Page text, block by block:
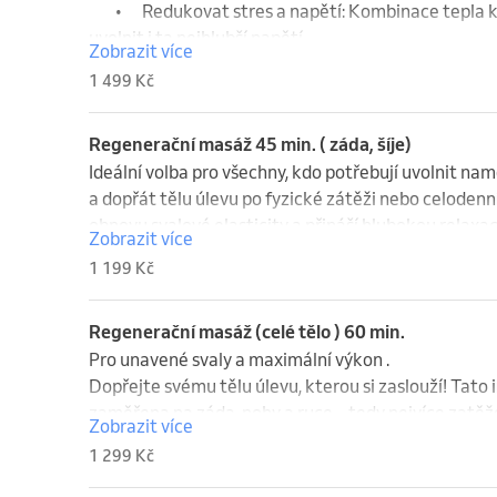
který se promítne do celkového pocitu pohody.
Dopřejte si tento jedinečný zážitek a vstupte do
dostanou do harmonie.
uvolnit i ta nejhlubší napětí.
	•	Podpořit regeneraci: Zlepšený průtok krve a energie přispívají k rychlejšímu obnovení
svalových vláken i celkovému regenerativnímu
	•	Posílit imunitu: Uvolnění stresu a harmonizace těla mají pozitivní vliv na imunitní
systém.
	•	Zlepšit duševní stav: Masáž s prvky Reiki vám pomůže nalézt vnitřní rovnováhu a klid,
který se promítne do celkového pocitu pohody.
Dopřejte si tento jedinečný zážitek a vstupte do
dostanou do harmonie.
Zobrazit více
1 499 Kč
Regenerační masáž 45 min. ( záda, šíje)
Ideální volba pro všechny, kdo potřebují uvolnit
a dopřát tělu úlevu po fyzické zátěži nebo
obnovu svalové elasticity a přináší hlubokou
Zobrazit více
1 199 Kč
Regenerační masáž (celé tělo ) 60 min.
Pro unavené svaly a maximální výkon .
Dopřejte svému tělu úlevu, kterou si zaslouží!
zaměřena na záda, nohy a ruce – tedy nejvíce
sportovce, ale pro každého, kdo cítí únavu, napětí
Zobrazit více
1 299 Kč